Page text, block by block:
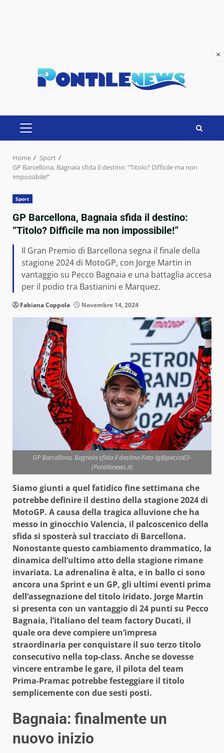
×
PRIMARY
Home
Sport
GP Barcellona, Bagnaia sfida il destino: “Titolo? Difficile ma non
impossibile!”
Sport
GP Barcellona, Bagnaia sfida il destino:
“Titolo? Difficile ma non impossibile!”
Il Gran Premio di Barcellona segna il finale della
stagione 2024 di MotoGP, con Jorge Martin in
vantaggio su Pecco Bagnaia e una battaglia accesa
per il podio tra Bastianini e Marquez.
Fabiana Coppola Novembre 14, 2024
GP Barcellona, Bagnaia sfida il destino-Foto Ig@pecco63-
(Pontilenews.it)
Siamo giunti a quel fatidico fine settimana che
potrebbe definire il destino della stagione 2024 di
MotoGP. A causa della tragica alluvione che ha
messo in ginocchio Valencia, il palcoscenico della
sfida si sposterà sul tracciato di Barcellona.
Nonostante questo cambiamento drammatico, la
dinamica dell’ultimo atto della stagione rimane
invariata. La adrenalina è alta, e in ballo ci sono
ancora una Sprint e un GP, gli ultimi eventi prima
dell’assegnazione del titolo iridato. Jorge Martin
si presenta con un vantaggio di 24 punti su Pecco
Bagnaia, l’italiano del team factory Ducati, il
quale ora deve compiere un’impresa
straordinaria per conquistare il suo terzo titolo
consecutivo nella top-class. Anche se dovesse
vincere entrambe le gare, il pilota del team
Prima-Pramac potrebbe festeggiare il titolo
semplicemente con due sesti posti.
Bagnaia: finalmente un
nuovo inizio
×